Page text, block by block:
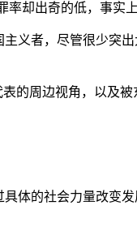
却出奇的低，事实
义者，尽管很少突
的周边视角，以及
体的社会力量改变